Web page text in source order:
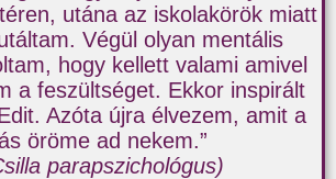
utána az iskolakörök miatt
Végül olyan mentális
hogy kellett valami amivel
a feszültséget. Ekkor inspirált
Azóta újra élvezem, amit a
öröme ad nekem.”
parapszichológus)